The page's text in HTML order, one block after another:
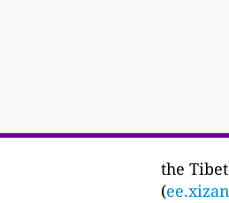
the
(